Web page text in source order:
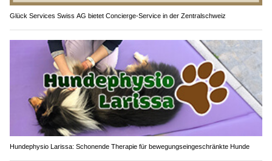
Glück Services Swiss AG bietet Concierge-Service in der Zentralschweiz
Hundephysio Larissa: Schonende Therapie für bewegungseingeschränkte Hunde